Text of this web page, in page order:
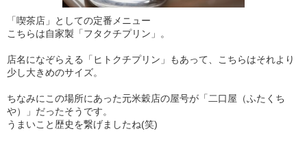
「喫茶店」としての定番メニュー
こちらは自家製「フタクチプリン」。
店名になぞらえる「ヒトクチプリン」もあって、こちらはそれより
少し大きめのサイズ。
ちなみにこの場所にあった元米穀店の屋号が「二口屋（ふたくち
や）」だったそうです。
うまいこと歴史を繋げましたね(笑)